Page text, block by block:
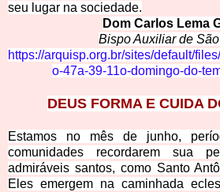
seu lugar na sociedade.
Dom Carlos Lema
Bispo Auxiliar de
https://arquisp.org.br/sites/default/
o-47a-39-11o-domingo-do-
DEUS FORMA E CUIDA
Estamos no mês de junho,
comunidades recordarem sua
admiráveis santos, como Santo
Eles emergem na caminhada